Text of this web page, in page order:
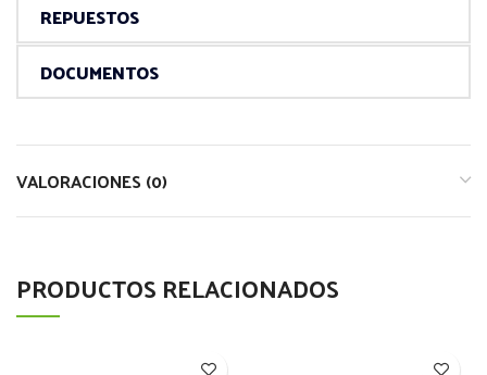
REPUESTOS
DOCUMENTOS
VALORACIONES (0)
PRODUCTOS RELACIONADOS